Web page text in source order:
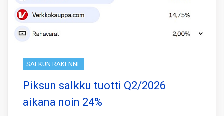
SALKUN RAKENNE
Piksun salkku tuotti Q2/2026
aikana noin 24%